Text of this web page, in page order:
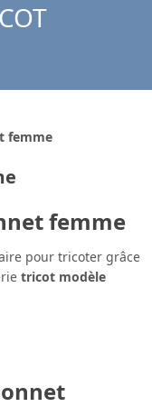
femme
femme
pour tricoter grâce
tricot modèle